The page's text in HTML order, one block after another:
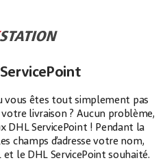
vous êtes tout simplement pas
livraison ? Aucun problème,
DHL ServicePoint ! Pendant la
champs d’adresse votre nom,
le DHL ServicePoint souhaité.